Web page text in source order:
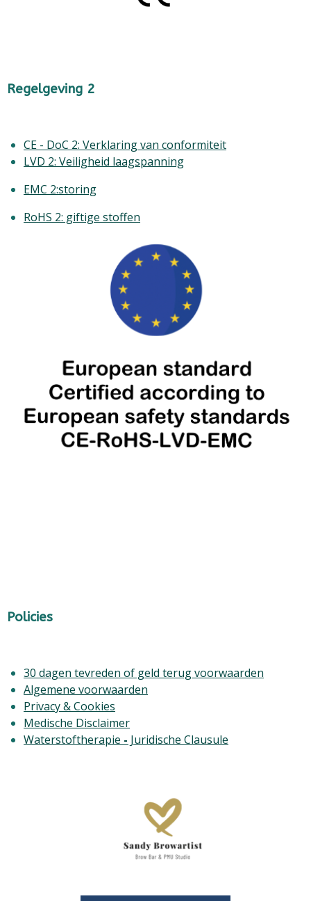
Regelgeving 2
CE - DoC 2: Verklaring van conformiteit
LVD 2: Veiligheid laagspanning
EMC 2:storing
RoHS 2: giftige stoffen
Policies
30 dagen tevreden of geld terug voorwaarden
Algemene voorwaarden
Privacy & Cookies
Medische Disclaimer
Waterstoftherapie - Juridische Clausule